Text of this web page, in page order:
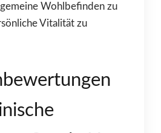
Wohlbefinden zu
Vitalität zu